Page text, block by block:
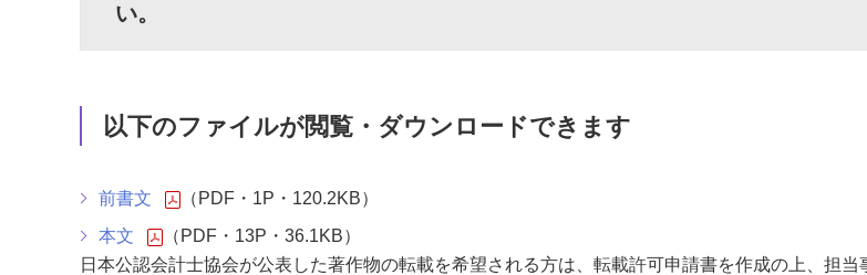
い。
以下のファイルが閲覧・ダウンロードできます
前書文
（PDF・1P・120.2KB）
本文
（PDF・13P・36.1KB）
日本公認会計士協会が公表した著作物の転載を希望される方は、転載許可申請書を作成の上、担当